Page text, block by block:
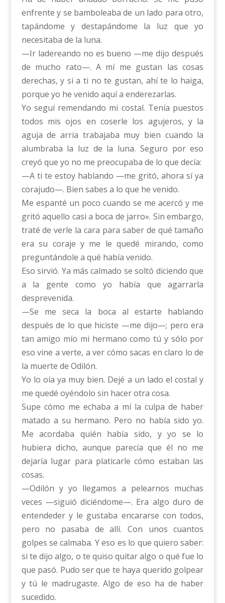
enfrente y se bamboleaba de un lado para otro,
tapándome y destapándome la luz que yo
necesitaba de la luna.
—Ir ladereando no es bueno —me dijo después
de mucho rato—. A mí me gustan las cosas
derechas, y si a ti no te gustan, ahí te lo haiga,
porque yo he venido aquí a enderezarlas.
Yo seguí remendando mi costal. Tenía puestos
todos mis ojos en coserle los agujeros, y la
aguja de arria trabajaba muy bien cuando la
alumbraba la luz de la luna. Seguro por eso
creyó que yo no me preocupaba de lo que decía:
—A ti te estoy hablando —me gritó, ahora sí ya
corajudo—. Bien sabes a lo que he venido.
Me espanté un poco cuando se me acercó y me
gritó aquello casi a boca de jarro». Sin embargo,
traté de verle la cara para saber de qué tamaño
era su coraje y me le quedé mirando, como
preguntándole a qué había venido.
Eso sirvió. Ya más calmado se soltó diciendo que
a la gente como yo había que agarrarla
desprevenida.
—Se me seca la boca al estarte hablando
después de lo que hiciste —me dijo—; pero era
tan amigo mío mi hermano como tú y sólo por
eso vine a verte, a ver cómo sacas en claro lo de
la muerte de Odilón.
Yo lo oía ya muy bien. Dejé a un lado el costal y
me quedé oyéndolo sin hacer otra cosa.
Supe cómo me echaba a mí la culpa de haber
matado a su hermano. Pero no había sido yo.
Me acordaba quién había sido, y yo se lo
hubiera dicho, aunque parecía que él no me
dejaría lugar para platicarle cómo estaban las
cosas.
—Odilón y yo llegamos a pelearnos muchas
veces —siguió diciéndome—. Era algo duro de
entendeder y le gustaba encararse con todos,
pero no pasaba de allí. Con unos cuantos
golpes se calmaba. Y eso es lo que quiero saber:
si te dijo algo, o te quiso quitar algo o qué fue lo
que pasó. Pudo ser que te haya querido golpear
y tú le madrugaste. Algo de eso ha de haber
sucedido.